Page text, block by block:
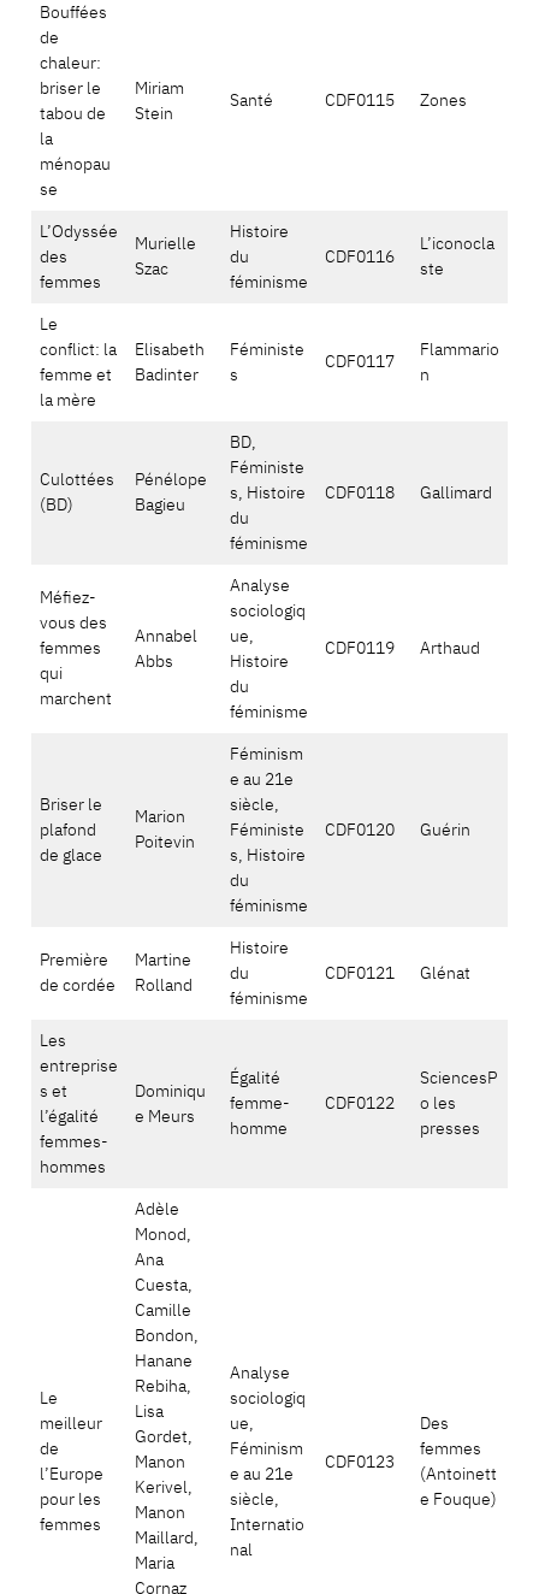
Bouffées
de
chaleur:
briser le
tabou de
la
ménopau
se
Miriam
Stein
Santé CDF0115 Zones
L’Odyssée
des
femmes
Murielle
Szac
Histoire
du
féminisme
CDF0116
L’iconocla
ste
Le
conflict: la
femme et
la mère
Elisabeth
Badinter
Féministe
s
CDF0117
Flammario
n
Culottées
(BD)
Pénélope
Bagieu
BD,
Féministe
s, Histoire
du
féminisme
CDF0118 Gallimard
Méfiez-
vous des
femmes
qui
marchent
Annabel
Abbs
Analyse
sociologiq
ue,
Histoire
du
féminisme
CDF0119 Arthaud
Briser le
plafond
de glace
Marion
Poitevin
Féminism
e au 21e
siècle,
Féministe
s, Histoire
du
féminisme
CDF0120 Guérin
Première
de cordée
Martine
Rolland
Histoire
du
féminisme
CDF0121 Glénat
Les
entreprise
s et
l’égalité
femmes-
hommes
Dominiqu
e Meurs
Égalité
femme-
homme
CDF0122
SciencesP
o les
presses
Le
meilleur
de
l’Europe
pour les
femmes
Adèle
Monod,
Ana
Cuesta,
Camille
Bondon,
Hanane
Rebiha,
Lisa
Gordet,
Manon
Kerivel,
Manon
Maillard,
Maria
Cornaz
Analyse
sociologiq
ue,
Féminism
e au 21e
siècle,
Internatio
nal
CDF0123
Des
femmes
(Antoinett
e Fouque)